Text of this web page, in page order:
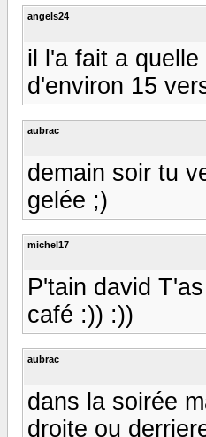
angels24
il l'a fait a
d'environ 15
aubrac
demain soir tu
gelée ;)
michel17
P'tain david
café :)) :))
aubrac
dans la soirée
droite ou